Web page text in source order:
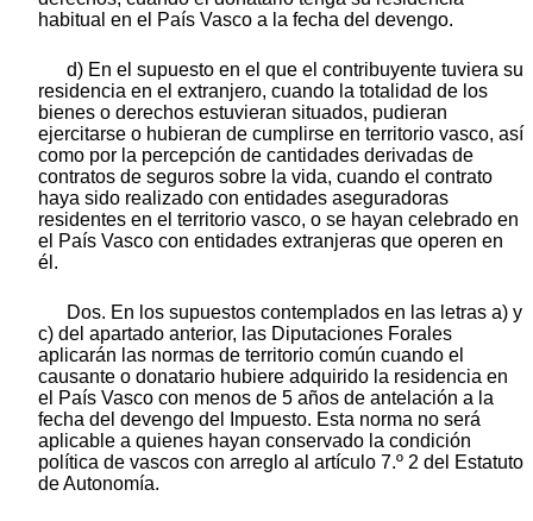
habitual en el País Vasco a la fecha del devengo.
d) En el supuesto en el que el contribuyente tuviera su
residencia en el extranjero, cuando la totalidad de los
bienes o derechos estuvieran situados, pudieran
ejercitarse o hubieran de cumplirse en territorio vasco, así
como por la percepción de cantidades derivadas de
contratos de seguros sobre la vida, cuando el contrato
haya sido realizado con entidades aseguradoras
residentes en el territorio vasco, o se hayan celebrado en
el País Vasco con entidades extranjeras que operen en
él.
Dos. En los supuestos contemplados en las letras a) y
c) del apartado anterior, las Diputaciones Forales
aplicarán las normas de territorio común cuando el
causante o donatario hubiere adquirido la residencia en
el País Vasco con menos de 5 años de antelación a la
fecha del devengo del Impuesto. Esta norma no será
aplicable a quienes hayan conservado la condición
política de vascos con arreglo al artículo 7.º 2 del Estatuto
de Autonomía.